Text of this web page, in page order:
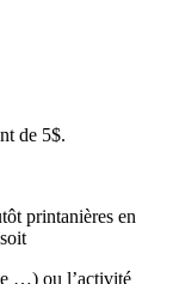
de 5$.
printanières en
…) ou l’activité